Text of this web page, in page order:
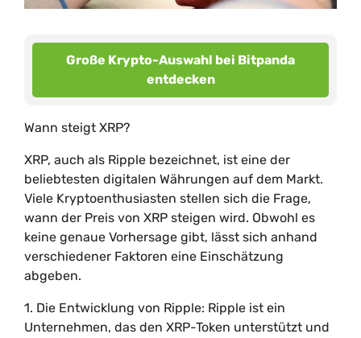
Große Krypto-Auswahl bei Bitpanda
entdecken
Wann steigt XRP?
XRP, auch als Ripple bezeichnet, ist eine der
beliebtesten digitalen Währungen auf dem Markt.
Viele Kryptoenthusiasten stellen sich die Frage,
wann der Preis von XRP steigen wird. Obwohl es
keine genaue Vorhersage gibt, lässt sich anhand
verschiedener Faktoren eine Einschätzung
abgeben.
1. Die Entwicklung von Ripple: Ripple ist ein
Unternehmen, das den XRP-Token unterstützt und